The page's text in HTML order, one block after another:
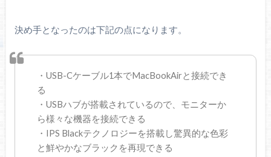
決め手となったのは下記の点になります。
・USB-Cケーブル1本でMacBookAirと接続でき
る
・USBハブが搭載されているので、モニターか
ら様々な機器を接続できる
・IPS Blackテクノロジーを搭載し驚異的な色彩
と鮮やかなブラックを再現できる